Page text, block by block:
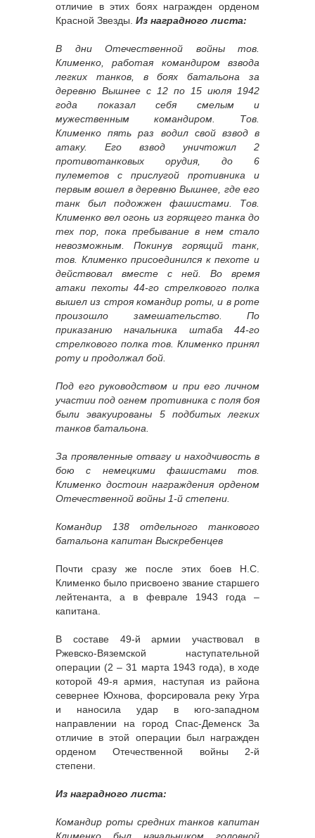
отличие в этих боях награжден орденом
Красной Звезды. Из наградного листа:
В дни Отечественной войны тов.
Клименко, работая командиром взвода
легких танков, в боях батальона за
деревню Вышнее с 12 по 15 июля 1942
года показал себя смелым и
мужественным командиром. Тов.
Клименко пять раз водил свой взвод в
атаку. Его взвод уничтожил 2
противотанковых орудия, до 6
пулеметов с прислугой противника и
первым вошел в деревню Вышнее, где его
танк был подожжен фашистами. Тов.
Клименко вел огонь из горящего танка до
тех пор, пока пребывание в нем стало
невозможным. Покинув горящий танк,
тов. Клименко присоединился к пехоте и
действовал вместе с ней. Во время
атаки пехоты 44-го стрелкового полка
вышел из строя командир роты, и в роте
произошло замешательство. По
приказанию начальника штаба 44-го
стрелкового полка тов. Клименко принял
роту и продолжал бой.
Под его руководством и при его личном
участии под огнем противника с поля боя
были эвакуированы 5 подбитых легких
танков батальона.
За проявленные отвагу и находчивость в
бою с немецкими фашистами тов.
Клименко достоин награждения орденом
Отечественной войны 1-й степени.
Командир 138 отдельного танкового
батальона капитан Выскребенцев
Почти сразу же после этих боев Н.С.
Клименко было присвоено звание старшего
лейтенанта, а в феврале 1943 года –
капитана.
В составе 49-й армии участвовал в
Ржевско-Вяземской наступательной
операции (2 – 31 марта 1943 года), в ходе
которой 49-я армия, наступая из района
севернее Юхнова, форсировала реку Угра
и наносила удар в юго-западном
направлении на город Спас-Деменск За
отличие в этой операции был награжден
орденом Отечественной войны 2-й
степени.
Из наградного листа:
Командир роты средних танков капитан